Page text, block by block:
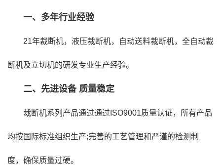
一、 多年行业经验
21年裁断机，液压裁断机，自动送料裁断机，全自动裁
断机及立切机的研发专业生产经验。
二、先进设备 质量稳定
裁断机系列产品通过通过ISO9001质量认证，所有产品
均按国际标准组织生产;完善的工艺管理和严谨的检测制
度，确保质量过硬。